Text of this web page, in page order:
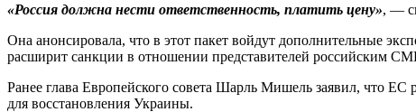
«Россия должна нести ответственность, платить цену», —
Она анонсировала, что в этот пакет войдут дополнительные
расширит санкции в отношении представителей российским
Ранее глава Европейского совета Шарль Мишель заявил, что ЕС
для восстановления Украины.